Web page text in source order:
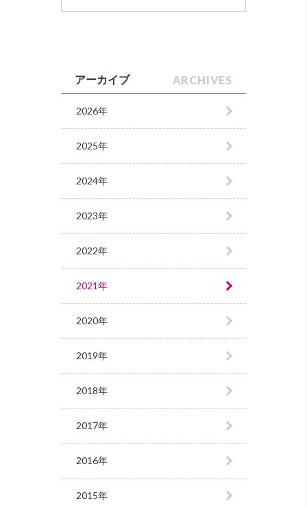
アーカイブ ARCHIVES
2026年
2025年
2024年
2023年
2022年
2021年
2020年
2019年
2018年
2017年
2016年
2015年